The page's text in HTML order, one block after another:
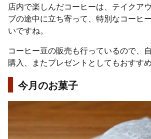
店内で楽しんだコーヒーは、テイクア
ブの途中に立ち寄って、特別なコーヒ
いですね。
コーヒー豆の販売も行っているので、
購入、またプレゼントとしてもおすすめ
今月のお菓子